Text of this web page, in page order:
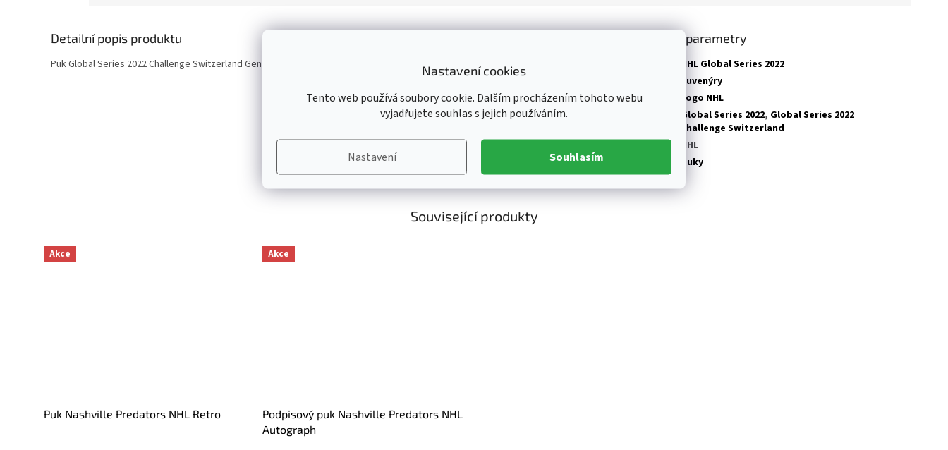
Nastavení cookies
Tento web používá soubory cookie. Dalším procházením tohoto webu
vyjadřujete souhlas s jejich používáním.
Nastavení Souhlasím
Související produkty
Akce
Puk Nashville Predators NHL Retro
Akce
Podpisový puk Nashville Predators NHL
Autograph
Detailní popis produktu
Puk Global Series 2022 Challenge Switzerland Generic Logo
Doplňkové parametry
NHL Global Series 2022
Suvenýry
Klub NHL
Logo NHL
Global Series 2022, Global Series 2022
Challenge Switzerland
NHL
Puky